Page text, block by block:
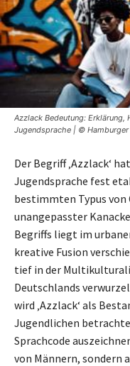
Azzlack Bedeutung: Erklärung,
Jugendsprache | ©
Der Begriff ‚Azzlack‘
Jugendsprache fest
bestimmten Typus von
unangepasster
Begriffs liegt im
kreative Fusion
tief in der
Deutschlands
wird ‚Azzlack‘ als
Jugendlichen
Sprachcode
von Männern, sondern